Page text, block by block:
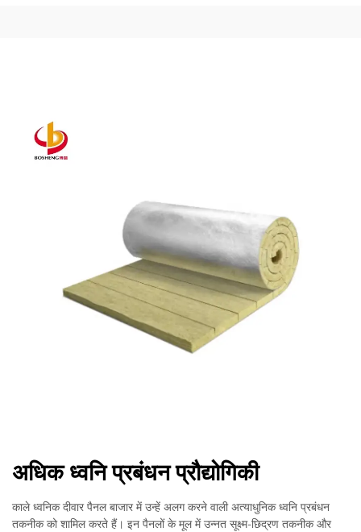
अधिक ध्वनि प्रबंधन प्रौद्योगिकी
काले ध्वनिक दीवार पैनल बाजार में उन्हें अलग करने वाली अत्याधुनिक ध्वनि प्रबंधन
तकनीक को शामिल करते हैं। इन पैनलों के मूल में उन्नत सूक्ष्म-छिद्रण तकनीक और